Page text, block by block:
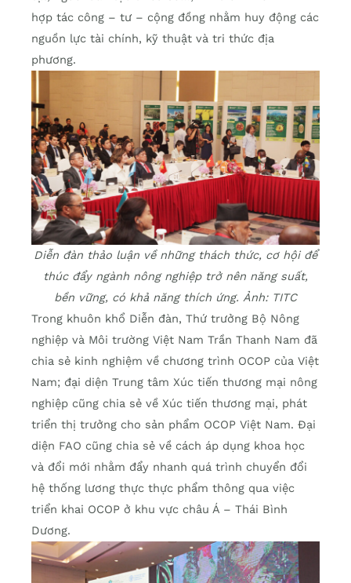
hợp tác công – tư – cộng đồng nhằm huy động các
nguồn lực tài chính, kỹ thuật và tri thức địa
phương.
Diễn đàn thảo luận về những thách thức, cơ hội để
thúc đẩy ngành nông nghiệp trở nên năng suất,
bền vững, có khả năng thích ứng. Ảnh: TITC
Trong khuôn khổ Diễn đàn, Thứ trưởng Bộ Nông
nghiệp và Môi trường Việt Nam Trần Thanh Nam đã
chia sẻ kinh nghiệm về chương trình OCOP của Việt
Nam; đại diện Trung tâm Xúc tiến thương mại nông
nghiệp cũng chia sẻ về Xúc tiến thương mại, phát
triển thị trưởng cho sản phẩm OCOP Việt Nam. Đại
diện FAO cũng chia sẻ về cách áp dụng khoa học
và đổi mới nhằm đẩy nhanh quá trình chuyển đổi
hệ thống lương thực thực phẩm thông qua việc
triển khai OCOP ở khu vực châu Á – Thái Bình
Dương.